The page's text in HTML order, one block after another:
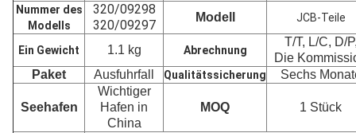
Nummer des
Modells
320/09298
320/09297
Modell JCB-Teile
Ein Gewicht 1.1 kg Abrechnung
T/T, L/C, D/
Die
Paket
Ausfuhrfall Qualitätssicherung Sechs
Seehafen
Wichtiger
Hafen in
China
MOQ 1 Stück